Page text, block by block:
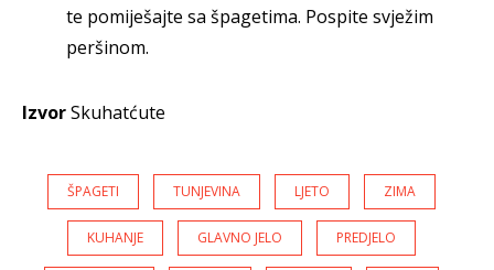
te pomiješajte sa špagetima. Pospite svježim
peršinom.
IzvorSkuhatćute
ŠPAGETI TUNJEVINA LJETO ZIMA
KUHANJE GLAVNO JELO PREDJELO